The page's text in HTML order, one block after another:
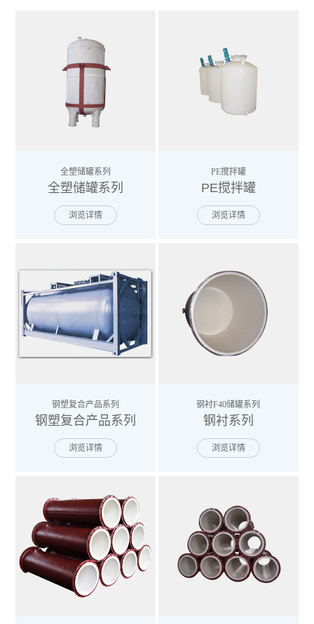
全塑储罐系列
全塑储罐系列
浏览详情
PE搅拌罐
PE搅拌罐
浏览详情
钢塑复合产品系列
钢塑复合产品系列
浏览详情
钢衬F40储罐系列
钢衬系列
浏览详情